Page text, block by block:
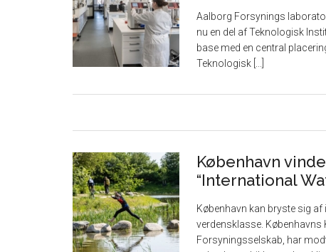
Aalborg Forsynings
nu en del af Teknologisk
base med en central
Teknologisk [...]
København
“International
København kan bryste sig
verdensklasse.
Forsyningsselskab, har